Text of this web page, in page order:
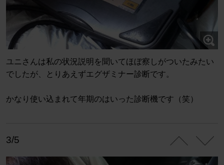
ユニさんは私の状況説明を聞いてほぼ察しがついたみたい
でしたが、とりあえずエグザミナー診断です。
かなり使い込まれて年期のはいった診断機です（笑）
3/5